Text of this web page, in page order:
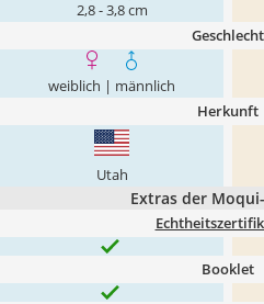
2,8 - 3,8 cm
Geschlecht
weiblich | männlich
Herkunft
Utah
Extras der
Booklet